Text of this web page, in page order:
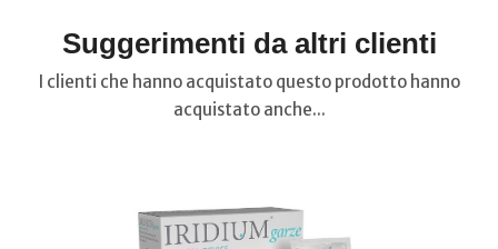
Suggerimenti da altri clienti
I clienti che hanno acquistato questo prodotto hanno
acquistato anche...